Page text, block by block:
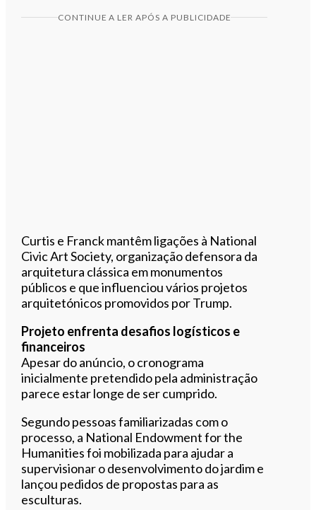
CONTINUE A LER APÓS A PUBLICIDADE
Curtis e Franck mantêm ligações à National
Civic Art Society, organização defensora da
arquitetura clássica em monumentos
públicos e que influenciou vários projetos
arquitetónicos promovidos por Trump.
Projeto enfrenta desafios logísticos e
financeiros
Apesar do anúncio, o cronograma
inicialmente pretendido pela administração
parece estar longe de ser cumprido.
Segundo pessoas familiarizadas com o
processo, a National Endowment for the
Humanities foi mobilizada para ajudar a
supervisionar o desenvolvimento do jardim e
lançou pedidos de propostas para as
esculturas.